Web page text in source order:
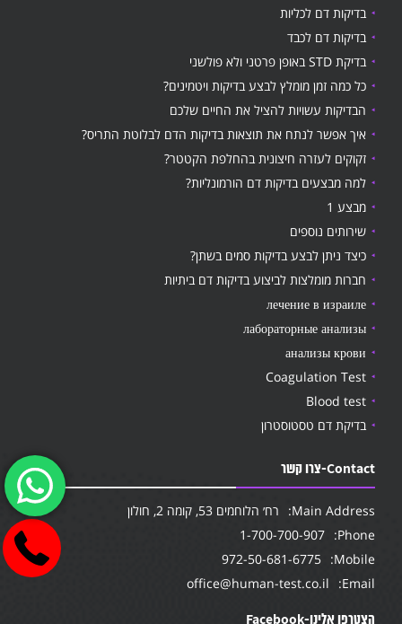
בדיקות דם לכליות
בדיקות דם לכבד
בדיקת STD באופן פרטני ולא פולשני
כל כמה זמן מומלץ לבצע בדיקות ויטמינים?
הבדיקות עשויות להציל את החיים שלכם
איך אפשר לנתח את תוצאות בדיקות הדם לבלוטת התריס?
זקוקים לעזרה חיצונית בהחלפת הקטטר?
למה מבצעים בדיקות דם הורמונליות?
מבצע 1
שירותים נוספים
כיצד ניתן לבצע בדיקות סמים בשתן?
חברות מומלצות לביצוע בדיקות דם ביתיות
лечение в израиле
лабораторные анализы
анализы крови
Coagulation Test
Blood test
בדיקת דם טסטוסטרון
Contact-צרו קשר
Main Address:
רח׳ הלוחמים 53, קומה 2, חולון
Phone:
1-700-700-907
Mobile:
972-50-681-6775
Email:
office@human-test.co.il